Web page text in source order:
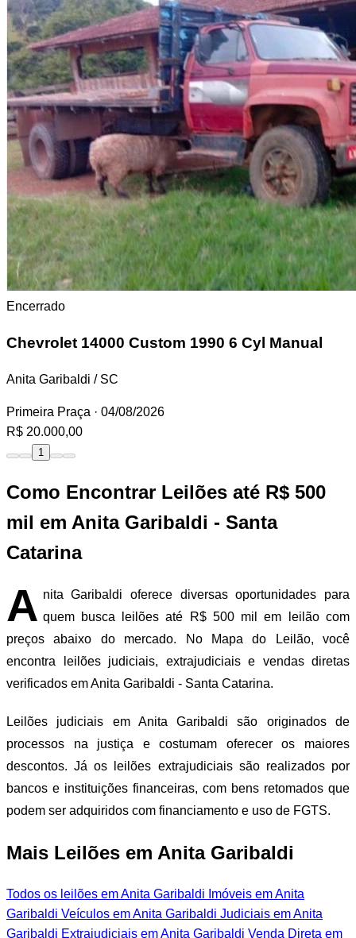
Encerrado
Chevrolet 14000 Custom 1990 6 Cyl Manual
Anita Garibaldi / SC
Primeira Praça · 04/08/2026
R$ 20.000,00
1
Como Encontrar Leilões até R$ 500
mil em Anita Garibaldi - Santa
Catarina
A nita Garibaldi oferece diversas oportunidades para
quem busca leilões até R$ 500 mil em leilão com
preços abaixo do mercado. No Mapa do Leilão, você
encontra leilões judiciais, extrajudiciais e vendas diretas
verificados em Anita Garibaldi - Santa Catarina.
Leilões judiciais em Anita Garibaldi são originados de
processos na justiça e costumam oferecer os maiores
descontos. Já os leilões extrajudiciais são realizados por
bancos e instituições financeiras, com bens retomados que
podem ser adquiridos com financiamento e uso de FGTS.
Mais Leilões em Anita Garibaldi
Todos os leilões em Anita Garibaldi Imóveis em Anita
Garibaldi Veículos em Anita Garibaldi Judiciais em Anita
Garibaldi Extrajudiciais em Anita Garibaldi Venda Direta em